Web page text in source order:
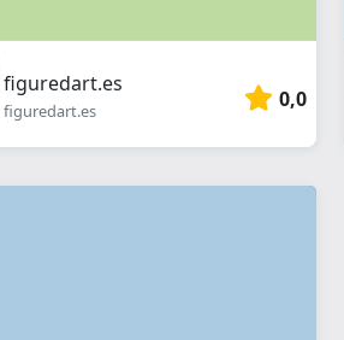
figuredart.es
figuredart.es 0,0